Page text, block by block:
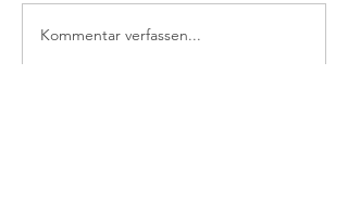
Kommentar verfassen...